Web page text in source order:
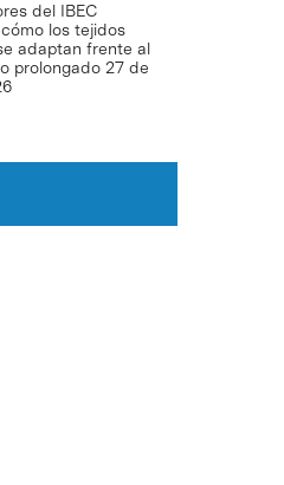
del IBEC
los tejidos
adaptan frente al
prolongado 27 de